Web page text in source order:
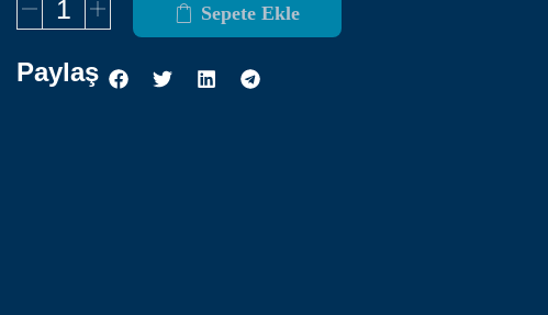
Sepete Ekle
Paylaş